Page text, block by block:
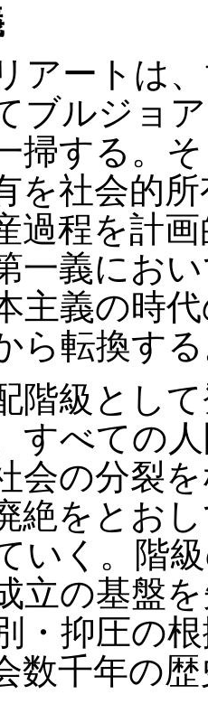
アートは
ブルジョ
掃する。
を社会的
過程を計
一義にお
主義の時
ら転換す
階級とし
すべての
会の分裂
絶をとお
いく。階
立の基盤
・抑圧の
数千年の